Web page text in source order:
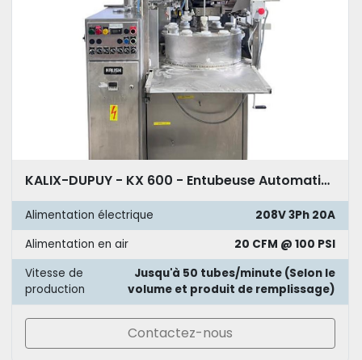
KALIX-DUPUY - KX 600 - Entubeuse Automatique
Alimentation électrique
208V 3Ph 20A
Alimentation en air
20 CFM @ 100 PSI
Vitesse de
production
Jusqu'à 50 tubes/minute (Selon le
volume et produit de remplissage)
Contactez-nous